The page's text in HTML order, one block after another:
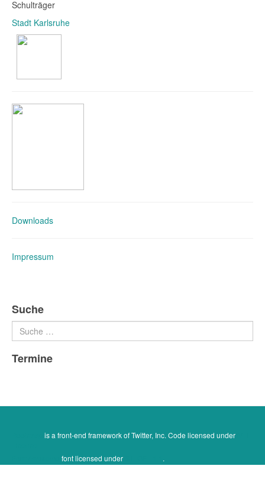
Schulträger
Stadt Karlsruhe
Downloads
Impressum
Suche
Suchen
Termine
is a front-end framework of Twitter, Inc. Code licensed under
font licensed under .